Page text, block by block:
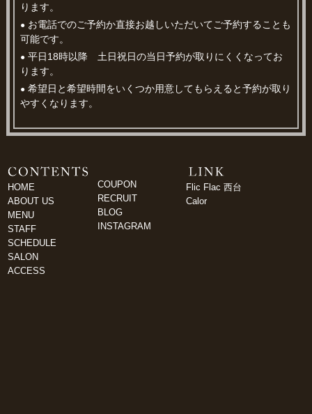
ります。
● お電話でのご予約か直接お越しいただいてご予約することも
可能です。
● 平日18時以降 土日祝日の当日予約が取りにくくなってお
ります。
● 希望日と希望時間をいくつか用意してもらえると予約が取り
やすくなります。
HOME
ABOUT US
MENU
STAFF
SCHEDULE
SALON
ACCESS
COUPON
RECRUIT
BLOG
INSTAGRAM
Flic Flac 西台
Calor